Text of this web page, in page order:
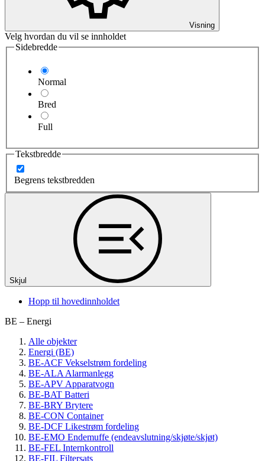
Visning
Velg hvordan du vil se innholdet
Sidebredde
Normal
Bred
Full
Tekstbredde
Begrens tekstbredden
Skjul
Hopp til hovedinnholdet
BE – Energi
Alle objekter
Energi (BE)
BE-ACF Vekselstrøm fordeling
BE-ALA Alarmanlegg
BE-APV Apparatvogn
BE-BAT Batteri
BE-BRY Brytere
BE-CON Container
BE-DCF Likestrøm fordeling
BE-EMO Endemuffe (endeavslutning/skjøte/skjøt)
BE-FEL Internkontroll
BE-FIL Filtersats